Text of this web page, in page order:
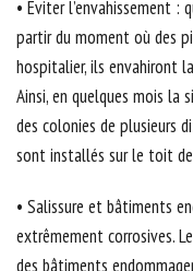
• Eviter l’envahissement :
partir du moment où des
hospitalier, ils envahiront
Ainsi, en quelques mois
des colonies de plusieurs
sont installés sur le toit
• Salissure et bâtiments
extrêmement corrosives.
des bâtiments